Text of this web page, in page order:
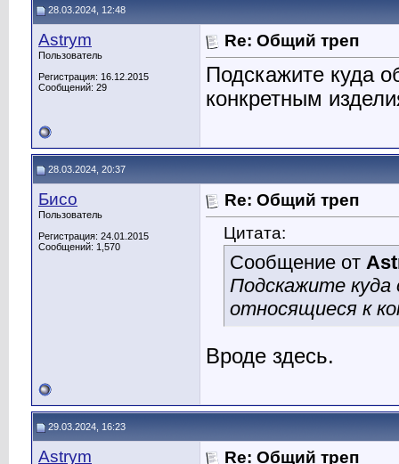
28.03.2024, 12:48
Astrym
Пользователь
Регистрация: 16.12.2015
Сообщений: 29
Re: Общий треп
Подскажите куда
конкретным
28.03.2024, 20:37
Бисо
Пользователь
Регистрация: 24.01.2015
Сообщений: 1,570
Re: Общий треп
Цитата:
Сообщение от
Подскажите
относящиеся к
Вроде здесь.
29.03.2024, 16:23
Astrym Re: Общий треп